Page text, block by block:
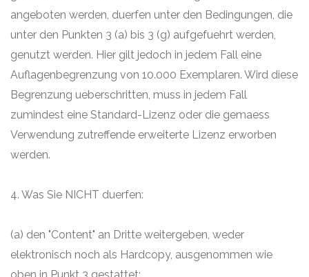
angeboten werden, duerfen unter den Bedingungen, die
unter den Punkten 3 (a) bis 3 (g) aufgefuehrt werden,
genutzt werden. Hier gilt jedoch in jedem Fall eine
Auflagenbegrenzung von 10.000 Exemplaren. Wird diese
Begrenzung ueberschritten, muss in jedem Fall
zumindest eine Standard-Lizenz oder die gemaess
Verwendung zutreffende erweiterte Lizenz erworben
werden.
4. Was Sie NICHT duerfen:
(a) den "Content" an Dritte weitergeben, weder
elektronisch noch als Hardcopy, ausgenommen wie